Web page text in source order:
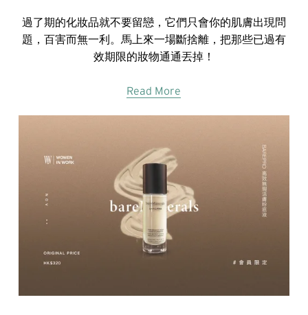
過了期的化妝品就不要留戀，它們只會你的肌膚出現問
題，百害而無一利。馬上來一場斷捨離，把那些已過有
效期限的妝物通通丟掉！
Read More